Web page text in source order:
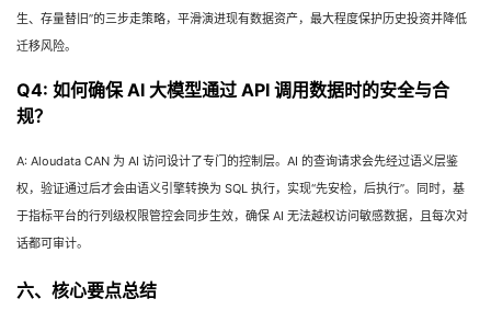
生、存量替旧”的三步走策略，平滑演进现有数据资产，最大程度保护历史投资并降低
迁移风险。
Q4: 如何确保 AI 大模型通过 API 调用数据时的安全与合
规？
A: Aloudata CAN 为 AI 访问设计了专门的控制层。AI 的查询请求会先经过语义层鉴
权，验证通过后才会由语义引擎转换为 SQL 执行，实现“先安检，后执行”。同时，基
于指标平台的行列级权限管控会同步生效，确保 AI 无法越权访问敏感数据，且每次对
话都可审计。
六、核心要点总结